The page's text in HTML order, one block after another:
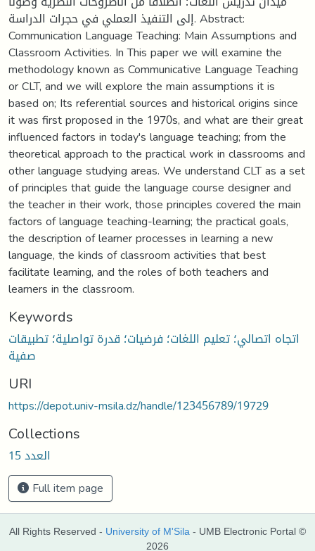
إلى التنفيذ العملي في حجرات الدراسة. Abstract:
Communication Language Teaching: Main Assumptions and
Classroom Activities. In This paper we will examine the
methodology known as Communicative Language Teaching
or CLT, and we will explore the main assumptions it is
based on; Its referential sources and historical origins since
it was first proposed in the 1970s, and what are their great
influenced factors in today's language teaching; from the
theoretical approach to the practical work in classrooms and
other language studying areas. We understand CLT as a set
of principles that guide the language course designer and
the teacher in their work, those principles covered the main
factors of language teaching-learning; the practical goals,
the description of learner processes in learning a new
language, the kinds of classroom activities that best
facilitate learning, and the roles of both teachers and
learners in the classroom.
Keywords
اتجاه اتصالي؛ تعليم اللغات؛ فرضيات؛ قدرة تواصلية؛ تطبيقات
صفية
URI
https://depot.univ-msila.dz/handle/123456789/19729
Collections
العدد 15
Full item page
All Rights Reserved - University of M'Sila - UMB Electronic Portal ©
2026